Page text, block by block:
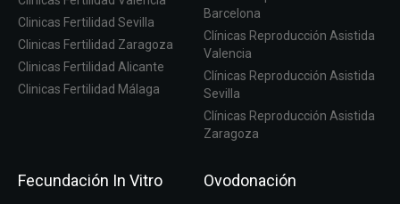
Clinicas Fertilidad Sevilla
Clinicas Fertilidad Zaragoza
Clinicas Fertilidad Alicante
Clinicas Fertilidad Málaga
Barcelona
Clínicas Reproducción Asistida
Valencia
Clínicas Reproducción Asistida
Sevilla
Clínicas Reproducción Asistida
Zaragoza
Fecundación In Vitro Ovodonación